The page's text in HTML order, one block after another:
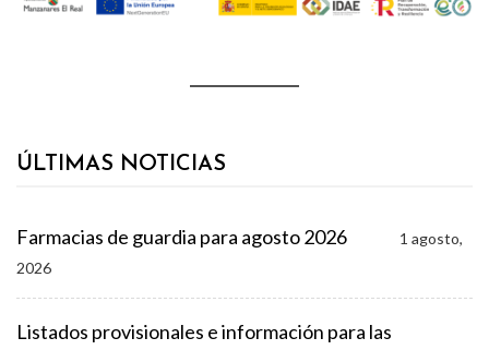
ÚLTIMAS NOTICIAS
Farmacias de guardia para agosto 2026
1 agosto,
2026
Listados provisionales e información para las